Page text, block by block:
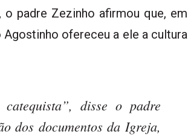
padre Zezinho afirmou que, em
ofereceu a ele a cultura
disse o padre
dos documentos da Igreja,